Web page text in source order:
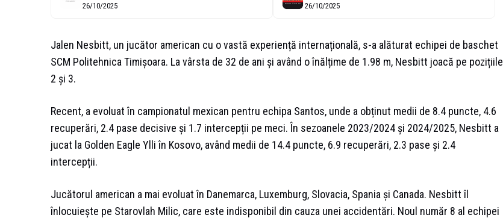
26/10/2025 26/10/2025
Jalen Nesbitt, un jucător american cu o vastă experiență internațională, s-a alăturat echipei de baschet
SCM Politehnica Timișoara. La vârsta de 32 de ani și având o înălțime de 1.98 m, Nesbitt joacă pe pozițiile
2 și 3.
Recent, a evoluat în campionatul mexican pentru echipa Santos, unde a obținut medii de 8.4 puncte, 4.6
recuperări, 2.4 pase decisive și 1.7 intercepții pe meci. În sezoanele 2023/2024 și 2024/2025, Nesbitt a
jucat la Golden Eagle Ylli în Kosovo, având medii de 14.4 puncte, 6.9 recuperări, 2.3 pase și 2.4
intercepții.
Jucătorul american a mai evoluat în Danemarca, Luxemburg, Slovacia, Spania și Canada. Nesbitt îl
înlocuiește pe Starovlah Milic, care este indisponibil din cauza unei accidentări. Noul număr 8 al echipei